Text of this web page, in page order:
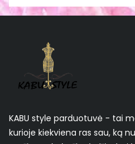
KABU style parduotuvė - tai
kurioje kiekviena ras sau, ką